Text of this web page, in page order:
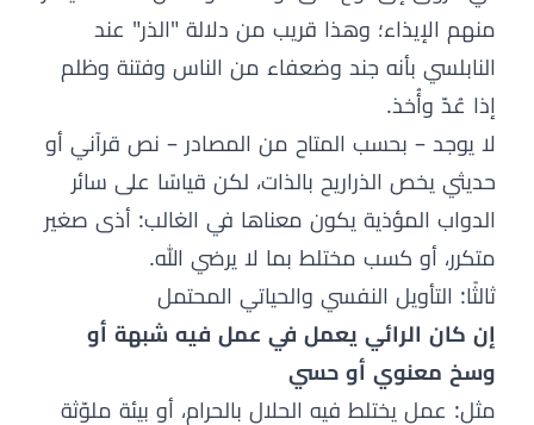
منهم الإيذاء؛ وهذا قريب من دلالة "الذر" عند
النابلسي بأنه جند وضعفاء من الناس وفتنة وظلم
إذا عُدّ وأُخذ.
لا يوجد – بحسب المتاح من المصادر – نص قرآني أو
حديثي يخص الذراريح بالذات، لكن قياسًا على سائر
الدواب المؤذية يكون معناها في الغالب: أذى صغير
متكرر، أو كسب مختلط بما لا يرضي الله.
ثالثًا: التأويل النفسي والحياتي المحتمل
إن كان الرائي يعمل في عمل فيه شبهة أو
وسخ معنوي أو حسي
مثل: عمل يختلط فيه الحلال بالحرام، أو بيئة ملوّثة